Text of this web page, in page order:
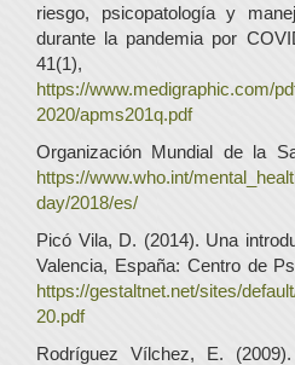
riesgo, psicopatología y
durante la pandemia por
41(1),
https://www.medigraphic.com/
2020/apms201q.pdf
Organización Mundial de la
https://www.who.int/
day/2018/es/
Picó Vila, D. (2014). Una
Valencia, España: Centro de
https://gestaltnet.net/sites/
20.pdf
Rodríguez Vílchez, E.